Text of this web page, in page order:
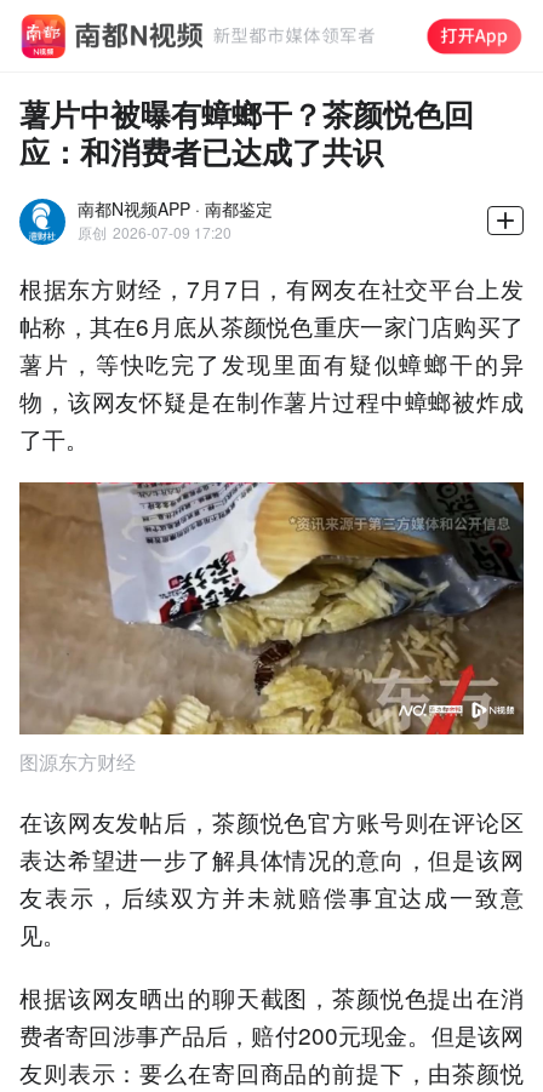
薯片中被曝有蟑螂干？茶颜悦色回
应：和消费者已达成了共识
南都N视频APP · 南都鉴定
原创 2026-07-09 17:20
根据东方财经，7月7日，有网友在社交平台上发
帖称，其在6月底从茶颜悦色重庆一家门店购买了
薯片，等快吃完了发现里面有疑似蟑螂干的异
物，该网友怀疑是在制作薯片过程中蟑螂被炸成
了干。
图源东方财经
在该网友发帖后，茶颜悦色官方账号则在评论区
表达希望进一步了解具体情况的意向，但是该网
友表示，后续双方并未就赔偿事宜达成一致意
见。
根据该网友晒出的聊天截图，茶颜悦色提出在消
费者寄回涉事产品后，赔付200元现金。但是该网
友则表示：要么在寄回商品的前提下，由茶颜悦